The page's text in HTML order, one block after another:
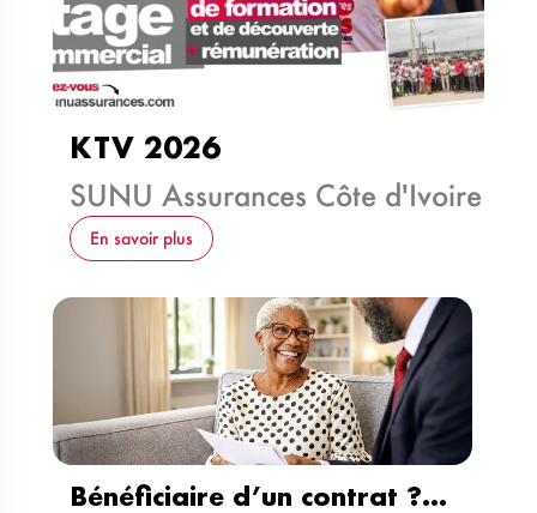
KTV 2026
SUNU Assurances Côte d'Ivoire
En savoir plus
Bénéficiaire d’un contrat ?…